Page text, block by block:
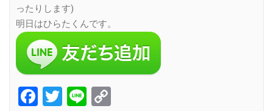
ったりします)
明日はひらたくんです。
Facebook
Twitter
Line